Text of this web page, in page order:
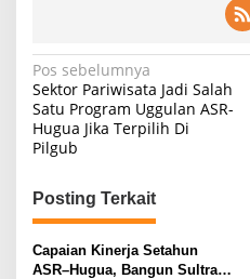
N
a
v
g
a
s
Pos sebelumnya
Sektor Pariwisata Jadi Salah
Satu Program Uggulan ASR-
Hugua Jika Terpilih Di
Pilgub
Posting Terkait
Capaian Kinerja Setahun
ASR–Hugua, Bangun Sultra